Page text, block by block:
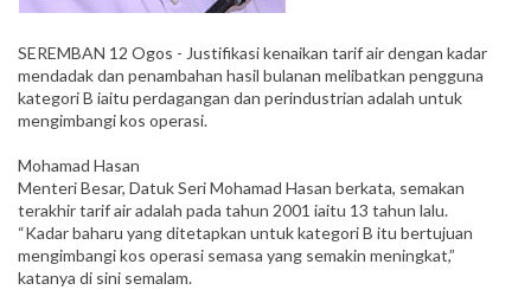
SEREMBAN 12 Ogos - Justifikasi kenaikan tarif air dengan kadar
mendadak dan penambahan hasil bulanan melibatkan pengguna
kategori B iaitu perdagangan dan perindustrian adalah untuk
mengimbangi kos operasi.
Mohamad Hasan
Menteri Besar, Datuk Seri Mohamad Hasan berkata, semakan
terakhir tarif air adalah pada tahun 2001 iaitu 13 tahun lalu.
“Kadar baharu yang ditetapkan untuk kategori B itu bertujuan
mengimbangi kos operasi semasa yang semakin meningkat,”
katanya di sini semalam.